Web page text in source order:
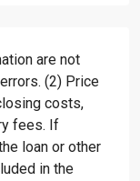
are not
(2) Price
costs,
fees. If
loan or other
in the